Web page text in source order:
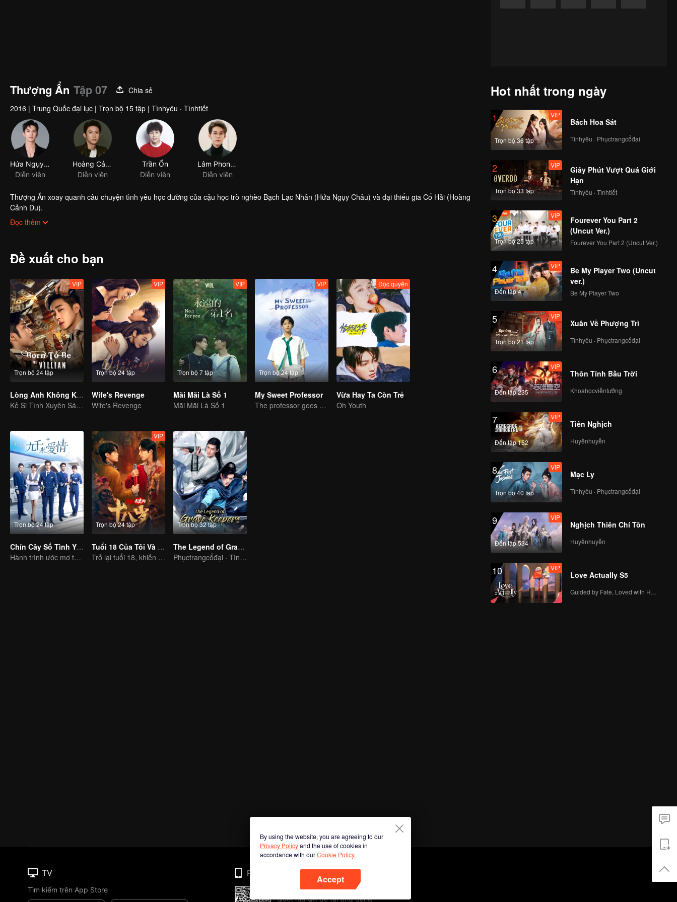
Thượng Ẩn Tập 07
Chia sẻ
2016 | Trung Quốc đại lục | Trọn bộ 15 tập | Tìnhyêu · Tìnhtiết
Hứa Ngụy Châu
Diễn viên
Hoàng Cảnh Du
Diễn viên
Trần Ổn
Diễn viên
Lâm Phong Tùng
Diễn viên
Thượng Ẩn xoay quanh câu chuyện tình yêu học đường của cậu học trò nghèo Bạch Lạc Nhân (Hứa Ngụy Châu) và đại thiếu gia Cố Hải (Hoàng
Cảnh Du).
Lạc Nhân từ nhỏ sống cùng ba và bà nội, mẹ cậu tái hôn với Cố Uy Đình – cha của Cố Hải, và muốn cậu về sống chung. Trong lúc đó, chính vì
phản đối cuộc hôn nhân này của ba mình, Cố Hải đã bỏ nhà ra đi và vô tình chuyển đến ngôi trường mà Lạc Nhân đang học. Tại đây, cả hai học
Tùng) cũng xuất hiện những tình cảm khó nói.
Đọc thêm
Đề xuất cho bạn
Trọn bộ 24 tập
VIP
Lòng Anh Không Khó Đoán
Kẻ Si Tình Xuyên Sách: Mỹ Nhân Phản Kích
Trọn bộ 24 tập
VIP
Wife's Revenge
Wife's Revenge
Trọn bộ 7 tập
VIP
Mãi Mãi Là Số 1
Mãi Mãi Là Số 1
Trọn bộ 24 tập
VIP
My Sweet Professor
The professor goes back to campus as a student.
Độc quyền
Vừa Hay Ta Còn Trẻ
Oh Youth
Trọn bộ 24 tập
Chín Cây Số Tình Yêu
Hành trình ước mơ tuổi trẻ của học viên hàng không
Trọn bộ 24 tập
VIP
Tuổi 18 Của Tôi Và Bố
Trở lại tuổi 18, khiến bố đổi đời
Trọn bộ 32 tập
The Legend of Grave Keepers
Phụctrangcổđại · Tìnhyêu · Tìnhtiết
Hot nhất trong ngày
1
Trọn bộ 36 tập
VIP
Bách Hoa Sát
Tìnhyêu · Phụctrangcổđại
2
Trọn bộ 33 tập
VIP
Giây Phút Vượt Quá Giới
Hạn
Tìnhyêu · Tìnhtiết
3
Trọn bộ 25 tập
VIP
Fourever You Part 2
(Uncut Ver.)
Fourever You Part 2 (Uncut Ver.)
4
Đến tập 4
VIP
Be My Player Two (Uncut
ver.)
Be My Player Two
5
Trọn bộ 21 tập
VIP
Xuân Về Phượng Trì
Tìnhyêu · Phụctrangcổđại
6
Đến tập 235
VIP
Thôn Tính Bầu Trời
Khoahọcviễntưởng
7
Đến tập 152
VIP
Tiên Nghịch
Huyềnhuyễn
8
Trọn bộ 40 tập
VIP
Mạc Ly
Tìnhyêu · Phụctrangcổđại
9
Đến tập 534
VIP
Nghịch Thiên Chí Tôn
Huyềnhuyễn
10 VIP
Love Actually S5
By using the website, you are agreeing to our
Privacy Policyand the use of cookies in
accordance with ourCookie Policy.
Accept
TV
Tìm kiếm trên App Store
Phone
Quét mã QR để tải ứng dụng